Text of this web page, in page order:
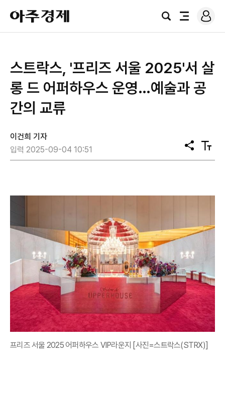
아
주
경
검
전
로
그
스트락스, '프리즈 서울 2025'서 살
롱 드 어퍼하우스 운영…예술과 공
간의 교류
이건희 기자
입력 2025-09-04 10:51
공
유
텍
스
프리즈 서울 2025 어퍼하우스 VIP라운지 [사진=스트락스(STRX)]